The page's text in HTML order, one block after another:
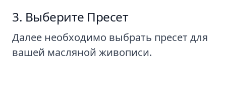
Выберите Пресет
Далее необходимо выбрать пресет для
вашей масляной живописи.